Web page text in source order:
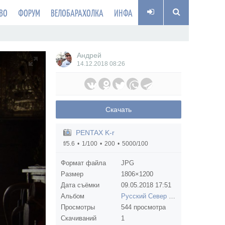
ФОРУМ ВЕЛОБАРАХОЛКА ИНФА
Андрей
14.12.2018 08:26
Скачать
PENTAX K-r
f/5.6 1/100 200 5000/100
Формат файла
JPG
Размер
1806×1200
Дата съёмки
09.05.2018 17:51
Альбом
Русский Север август 2016
Просмотры
544 просмотра
Скачиваний
1